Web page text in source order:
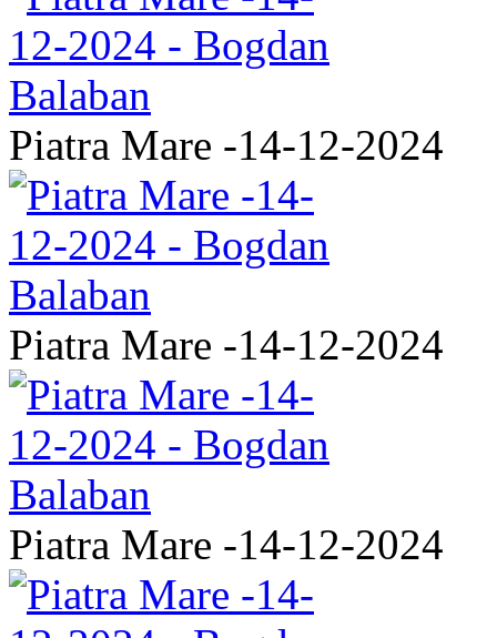
Piatra Mare -14-12-2024
Piatra Mare -14-12-2024
Piatra Mare -14-12-2024